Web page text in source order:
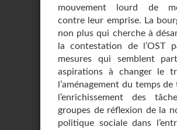
mouvement lourd de
contre leur emprise. La
non plus qui cherche à
la contestation de l’OST
mesures qui semblent
aspirations à changer le
l’aménagement du temps de
l’enrichissement des
groupes de réflexion de la
politique sociale dans